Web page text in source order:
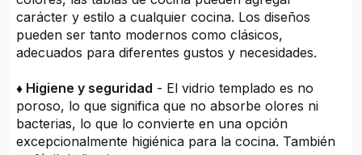
carácter y estilo a cualquier cocina. Los diseños
pueden ser tanto modernos como clásicos,
adecuados para diferentes gustos y necesidades.
♦ Higiene y seguridad - El vidrio templado es no
poroso, lo que significa que no absorbe olores ni
bacterias, lo que lo convierte en una opción
excepcionalmente higiénica para la cocina. También